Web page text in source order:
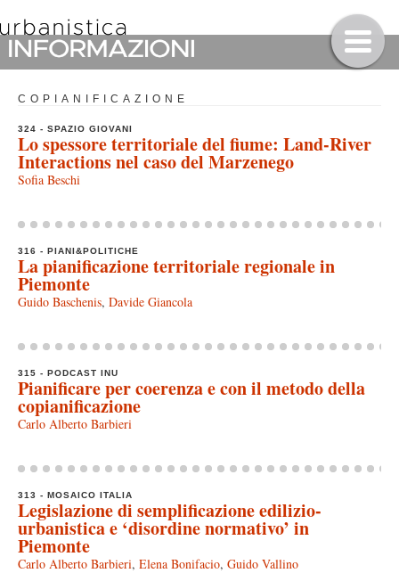
COPIANIFICAZIONE
324 - SPAZIO GIOVANI
Lo spessore territoriale del fiume: Land-River
Interactions nel caso del Marzenego
Sofia Beschi
316 - PIANI&POLITICHE
La pianificazione territoriale regionale in
Piemonte
Guido Baschenis, Davide Giancola
315 - PODCAST INU
Pianificare per coerenza e con il metodo della
copianificazione
Carlo Alberto Barbieri
313 - MOSAICO ITALIA
Legislazione di semplificazione edilizio-
urbanistica e ‘disordine normativo’ in
Piemonte
Carlo Alberto Barbieri, Elena Bonifacio, Guido Vallino